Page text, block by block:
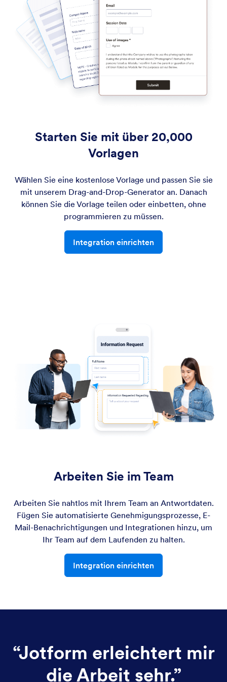
Starten Sie mit über 20,000
Vorlagen
Wählen Sie eine kostenlose Vorlage und passen Sie sie
mit unserem Drag-and-Drop-Generator an. Danach
können Sie die Vorlage teilen oder einbetten, ohne
programmieren zu müssen.
Integration einrichten
Arbeiten Sie im Team
Arbeiten Sie nahtlos mit Ihrem Team an Antwortdaten.
Fügen Sie automatisierte Genehmigungsprozesse, E-
Mail-Benachrichtigungen und Integrationen hinzu, um
Ihr Team auf dem Laufenden zu halten.
Integration einrichten
“Jotform erleichtert mir
die Arbeit sehr.”